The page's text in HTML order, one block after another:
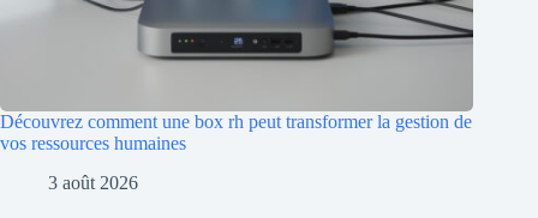
Découvrez comment une box rh peut transformer la gestion de
vos ressources humaines
3 août 2026